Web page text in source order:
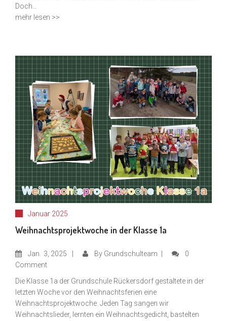
Doch...
mehr lesen >>
Januar 2025
Weihnachtsprojektwoche in der Klasse 1a
Jan. 3, 2025 By Grundschulteam
0
Comment
Die Klasse 1a der Grundschule Rückersdorf gestaltete in der
letzten Woche vor den Weihnachtsferien eine
Weihnachtsprojektwoche. Jeden Tag sangen wir
Weihnachtslieder, lernten ein Weihnachtsgedicht, bastelten